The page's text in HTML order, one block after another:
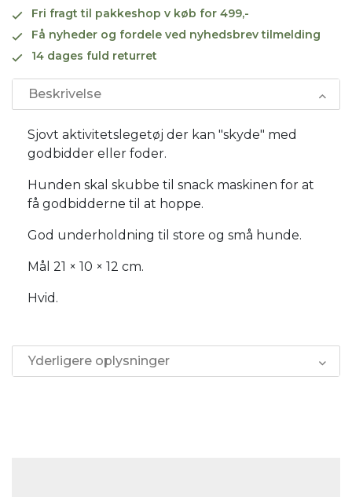
Fri fragt til pakkeshop v køb for 499,-
Få nyheder og fordele ved nyhedsbrev tilmelding
14 dages fuld returret
Beskrivelse
Sjovt aktivitetslegetøj der kan "skyde" med
godbidder eller foder.
Hunden skal skubbe til snack maskinen for at
få godbidderne til at hoppe.
God underholdning til store og små hunde.
Mål 21 × 10 × 12 cm.
Hvid.
Yderligere oplysninger